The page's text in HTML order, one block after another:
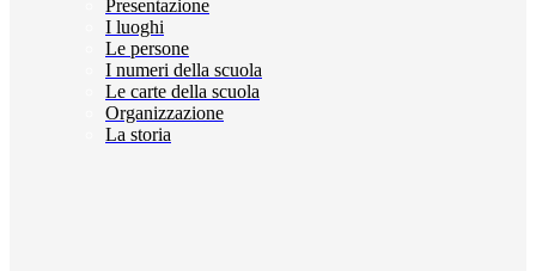
Presentazione
I luoghi
Le persone
I numeri della scuola
Le carte della scuola
Organizzazione
La storia